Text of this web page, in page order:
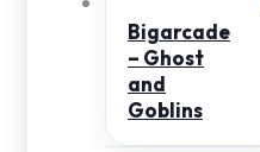
Bigarcade
– Ghost
and
Goblins